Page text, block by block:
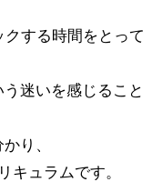
する時間をとって
迷いを感じること
り、
キュラムです。